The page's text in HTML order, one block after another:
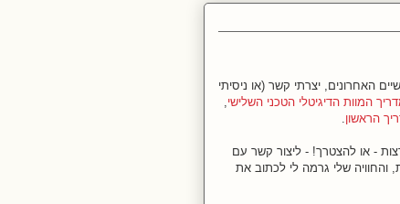
האחרונים, יצרתי קשר (או ניסיתי
המוות הדיגיטלי הטכני השלישי,
הראשון.
- או להצטרך! - ליצור קשר עם
שלי גרמה לי לכתוב את